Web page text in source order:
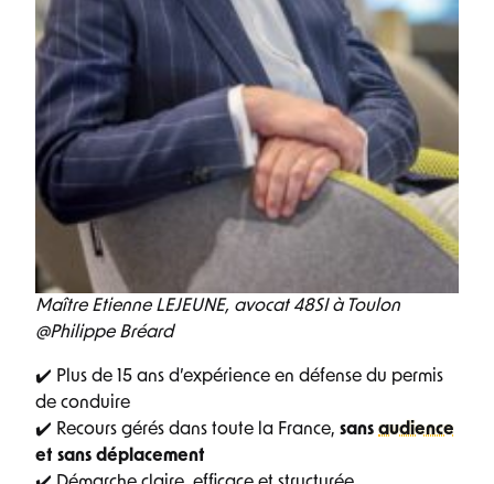
Maître Etienne LEJEUNE, avocat 48SI à Toulon
@Philippe Bréard
✔️ Plus de 15 ans d’expérience en défense du permis
de conduire
✔️ Recours gérés dans toute la France, sans audience
et sans déplacement